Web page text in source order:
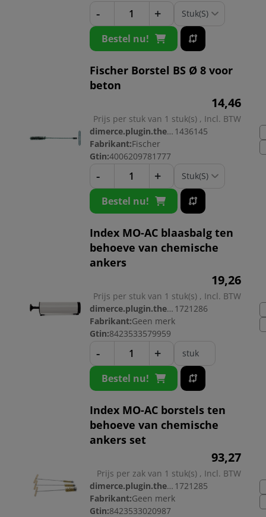
- +
Bestel nu!
Fischer Borstel BS Ø 8 voor
beton
14,46
Prijs per stuk van 1 stuk(s) , Incl. BTW
dimerce.plugin.theme.productnr: 1436145
Fabrikant:Fischer
Gtin:4006209781777
- +
Bestel nu!
Index MO-AC blaasbalg ten
behoeve van chemische
ankers
19,26
Prijs per stuk van 1 stuk(s) , Incl. BTW
dimerce.plugin.theme.productnr: 1721286
Fabrikant:Geen merk
Gtin:8423533579959
- + stuk
Bestel nu!
Index MO-AC borstels ten
behoeve van chemische
ankers set
93,27
Prijs per zak van 1 stuk(s) , Incl. BTW
dimerce.plugin.theme.productnr: 1721285
Fabrikant:Geen merk
Gtin:8423533020987